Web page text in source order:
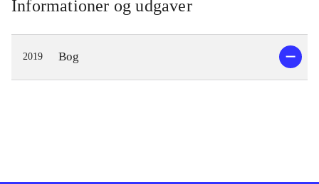
Informationer og udgaver
2019 Bog